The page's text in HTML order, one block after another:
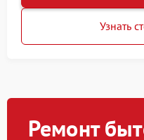
Узнать
Ремонт